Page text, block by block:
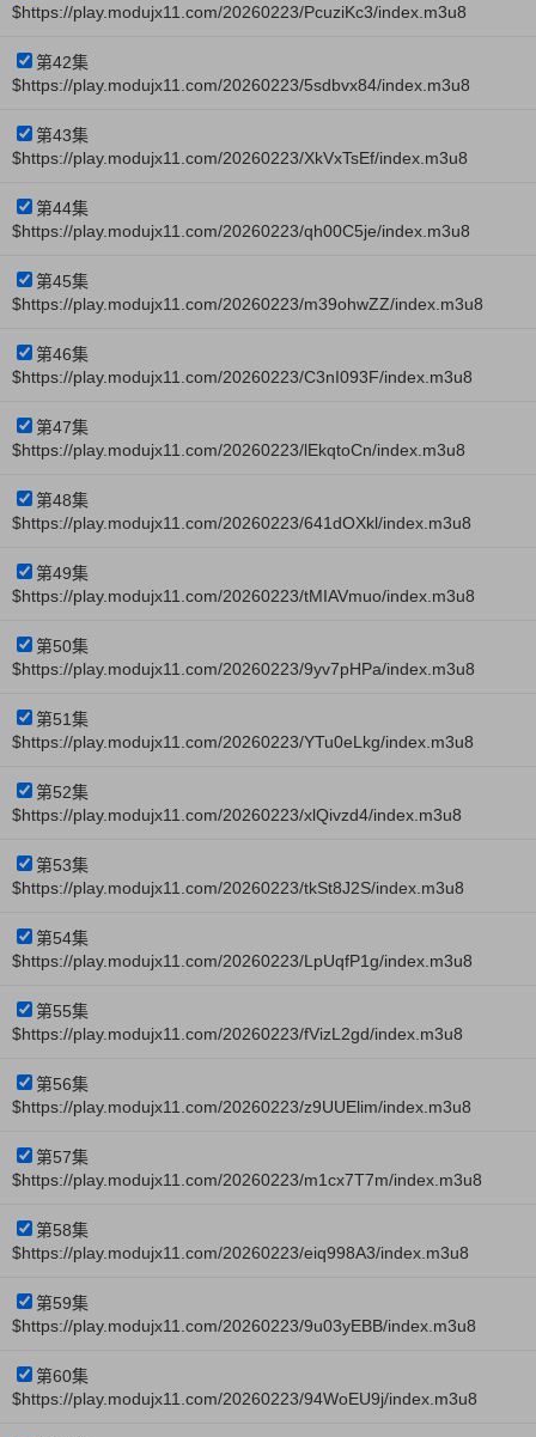
$https://play.modujx11.com/20260223/PcuziKc3/index.m3u8
第42集
$https://play.modujx11.com/20260223/5sdbvx84/index.m3u8
第43集
$https://play.modujx11.com/20260223/XkVxTsEf/index.m3u8
第44集
$https://play.modujx11.com/20260223/qh00C5je/index.m3u8
第45集
$https://play.modujx11.com/20260223/m39ohwZZ/index.m3u8
第46集
$https://play.modujx11.com/20260223/C3nI093F/index.m3u8
第47集
$https://play.modujx11.com/20260223/lEkqtoCn/index.m3u8
第48集
$https://play.modujx11.com/20260223/641dOXkl/index.m3u8
第49集
$https://play.modujx11.com/20260223/tMIAVmuo/index.m3u8
第50集
$https://play.modujx11.com/20260223/9yv7pHPa/index.m3u8
第51集
$https://play.modujx11.com/20260223/YTu0eLkg/index.m3u8
第52集
$https://play.modujx11.com/20260223/xlQivzd4/index.m3u8
第53集
$https://play.modujx11.com/20260223/tkSt8J2S/index.m3u8
第54集
$https://play.modujx11.com/20260223/LpUqfP1g/index.m3u8
第55集
$https://play.modujx11.com/20260223/fVizL2gd/index.m3u8
第56集
$https://play.modujx11.com/20260223/z9UUElim/index.m3u8
第57集
$https://play.modujx11.com/20260223/m1cx7T7m/index.m3u8
第58集
$https://play.modujx11.com/20260223/eiq998A3/index.m3u8
第59集
$https://play.modujx11.com/20260223/9u03yEBB/index.m3u8
第60集
$https://play.modujx11.com/20260223/94WoEU9j/index.m3u8